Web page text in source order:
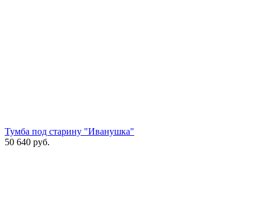
Тумба под старину "Иванушка"
50 640 руб.